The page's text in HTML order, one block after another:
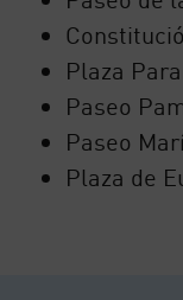
Plaza
Paseo
Paseo
Plaza de